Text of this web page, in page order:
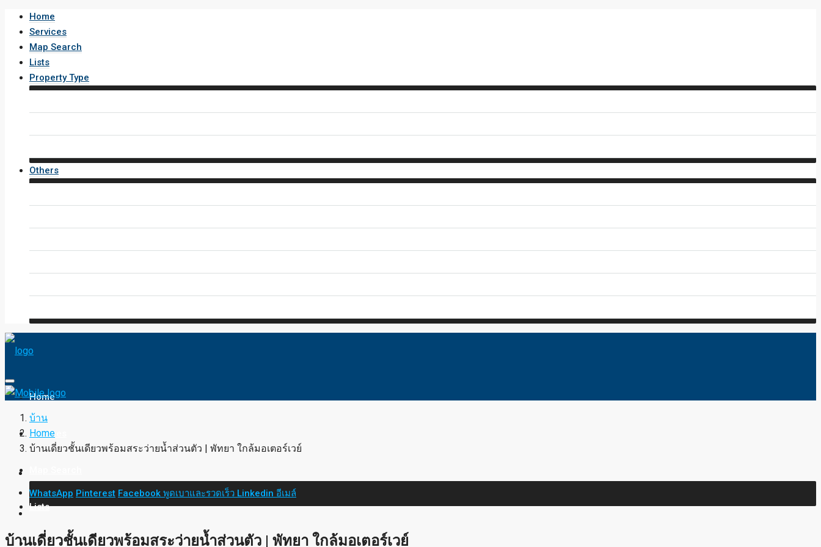
Home
Services
Map Search
Lists
Property Type
Others
Home
Services
Lists
Property Type
บ้าน
Home
บ้านเดี่ยวชั้นเดียวพร้อมสระว่ายน้ำส่วนตัว | พัทยา ใกล้มอเตอร์เวย์
WhatsApp Pinterest Facebook พูดเบาและรวดเร็ว Linkedin อีเมล์
บ้านเดี่ยวชั้นเดียวพร้อมสระว่ายน้ำส่วนตัว | พัทยา ใกล้มอเตอร์เวย์